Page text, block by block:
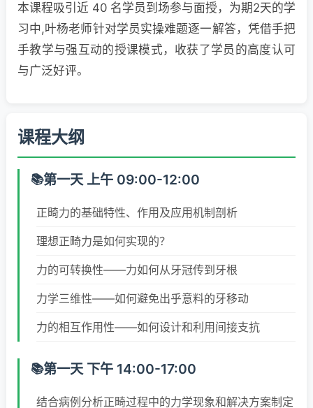
本课程吸引近 40 名学员到场参与面授，为期2天的学
习中,叶杨老师针对学员实操难题逐一解答，凭借手把
手教学与强互动的授课模式，收获了学员的高度认可
与广泛好评。
课程大纲
第一天 上午 09:00-12:00
正畸力的基础特性、作用及应用机制剖析
理想正畸力是如何实现的？
力的可转换性——力如何从牙冠传到牙根
力学三维性——如何避免出乎意料的牙移动
力的相互作用性——如何设计和利用间接支抗
第一天 下午 14:00-17:00
结合病例分析正畸过程中的力学现象和解决方案制定